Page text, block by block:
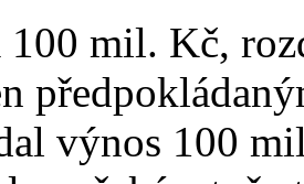
100 mil. Kč,
výnos 100